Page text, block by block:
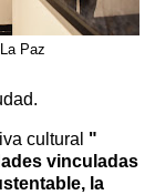
Paz
cultural "
vinculadas
la